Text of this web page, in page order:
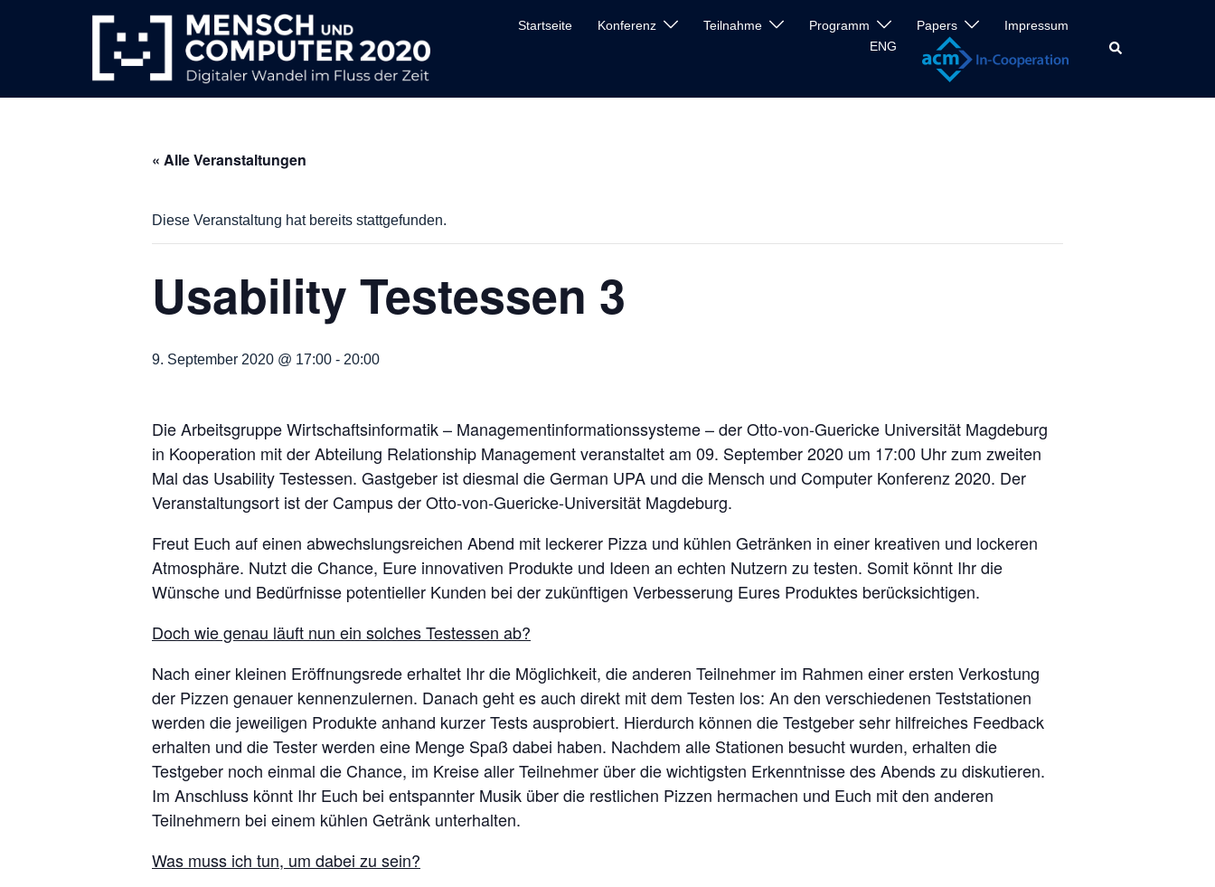
Startseite Konferenz Teilnahme Programm Papers
Impressum
ENG
Search
« Alle Veranstaltungen
Diese Veranstaltung hat bereits stattgefunden.
Usability Testessen 3
9. September 2020 @ 17:00 - 20:00
Die Arbeitsgruppe Wirtschaftsinformatik – Managementinformationssysteme – der Otto-von-Guericke Universität Magdeburg
in Kooperation mit der Abteilung Relationship Management veranstaltet am 09. September 2020 um 17:00 Uhr zum zweiten
Mal das Usability Testessen. Gastgeber ist diesmal die German UPA und die Mensch und Computer Konferenz 2020. Der
Veranstaltungsort ist der Campus der Otto-von-Guericke-Universität Magdeburg.
Freut Euch auf einen abwechslungsreichen Abend mit leckerer Pizza und kühlen Getränken in einer kreativen und lockeren
Atmosphäre. Nutzt die Chance, Eure innovativen Produkte und Ideen an echten Nutzern zu testen. Somit könnt Ihr die
Wünsche und Bedürfnisse potentieller Kunden bei der zukünftigen Verbesserung Eures Produktes berücksichtigen.
Doch wie genau läuft nun ein solches Testessen ab?
Nach einer kleinen Eröffnungsrede erhaltet Ihr die Möglichkeit, die anderen Teilnehmer im Rahmen einer ersten Verkostung
der Pizzen genauer kennenzulernen. Danach geht es auch direkt mit dem Testen los: An den verschiedenen Teststationen
werden die jeweiligen Produkte anhand kurzer Tests ausprobiert. Hierdurch können die Testgeber sehr hilfreiches Feedback
erhalten und die Tester werden eine Menge Spaß dabei haben. Nachdem alle Stationen besucht wurden, erhalten die
Testgeber noch einmal die Chance, im Kreise aller Teilnehmer über die wichtigsten Erkenntnisse des Abends zu diskutieren.
Im Anschluss könnt Ihr Euch bei entspannter Musik über die restlichen Pizzen hermachen und Euch mit den anderen
Teilnehmern bei einem kühlen Getränk unterhalten.
Was muss ich tun, um dabei zu sein?